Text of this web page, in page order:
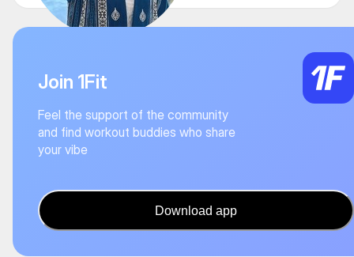
Join 1Fit
Feel the support of the community
and find workout buddies who share
your vibe
Download app